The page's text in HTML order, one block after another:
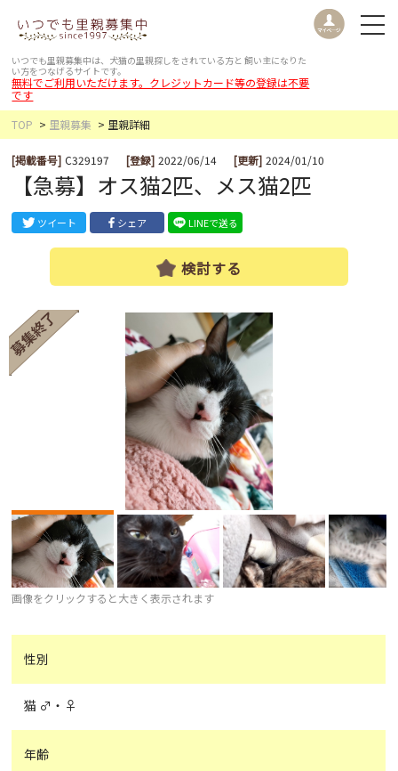
いつでも里親募集中は、犬猫の里親探しをされている方と 飼い主になりた
い方をつなげるサイトです。
無料でご利用いただけます。クレジットカード等の登録は不要
です
TOP
里親募集 里親詳細
[掲載番号] C329197 [登録] 2022/06/14 [更新] 2024/01/10
【急募】オス猫2匹、メス猫2匹
ツイート シェア LINEで送る
検討する
画像をクリックすると大きく表示されます
性別
猫 ♂・♀
年齢